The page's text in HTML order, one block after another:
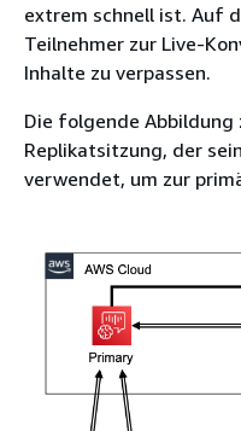
extrem schnell ist. Auf
Teilnehmer zur Live-
Inhalte zu verpassen.
Die folgende
Replikatsitzung, der
verwendet, um zur